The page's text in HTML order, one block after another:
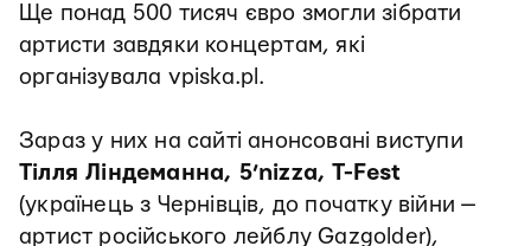
Ще понад 500 тисяч євро змогли зібрати
артисти завдяки концертам, які
організувала vpiska.pl.
Зараз у них на сайті анонсовані виступи
Тілля Ліндеманна, 5’nizza, T-Fest
(українець з Чернівців, до початку війни —
артист російського лейблу Gazgolder),